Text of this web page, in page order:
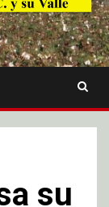
su